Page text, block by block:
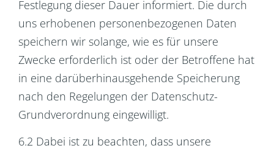
Festlegung dieser Dauer informiert. Die durch
uns erhobenen personenbezogenen Daten
speichern wir solange, wie es für unsere
Zwecke erforderlich ist oder der Betroffene hat
in eine darüberhinausgehende Speicherung
nach den Regelungen der Datenschutz-
Grundverordnung eingewilligt.
6.2 Dabei ist zu beachten, dass unsere